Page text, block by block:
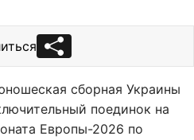
сборная Украины
поединок на
Европы-2026 по